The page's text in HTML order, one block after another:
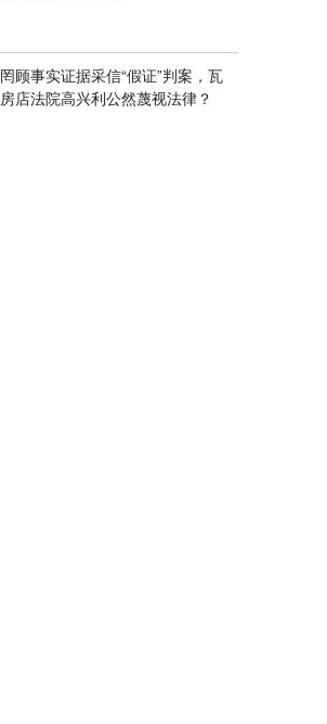
罔顾事实证据采信“假证”判案，瓦
房店法院高兴利公然蔑视法律？